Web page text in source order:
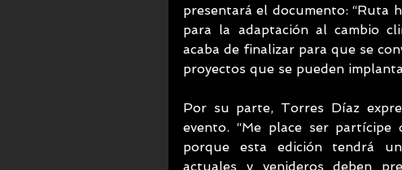
presentará el documento: “Ruta
para la adaptación al cambio
acaba de finalizar para que se
proyectos que se pueden
Por su parte, Torres Díaz
evento. “Me place ser
porque esta edición tendrá
actuales y venideros deben